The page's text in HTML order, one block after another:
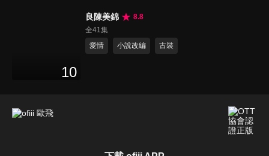
10
良陳美錦
8.8
全41集
愛情
小說改編 古裝